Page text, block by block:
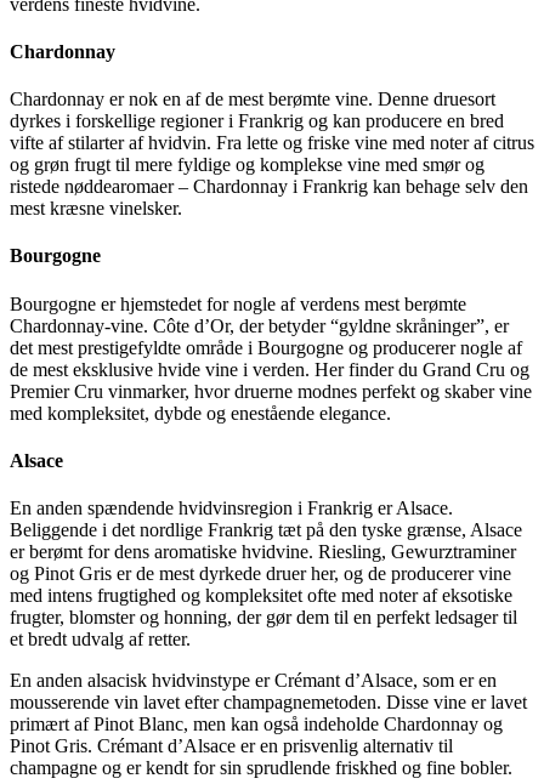
Chardonnay
Chardonnay er nok en af de mest berømte vine. Denne druesort
dyrkes i forskellige regioner i Frankrig og kan producere en bred
vifte af stilarter af hvidvin. Fra lette og friske vine med noter af citrus
og grøn frugt til mere fyldige og komplekse vine med smør og
ristede nøddearomaer – Chardonnay i Frankrig kan behage selv den
mest kræsne vinelsker.
Bourgogne
Bourgogne er hjemstedet for nogle af verdens mest berømte
Chardonnay-vine. Côte d’Or, der betyder “gyldne skråninger”, er
det mest prestigefyldte område i Bourgogne og producerer nogle af
de mest eksklusive hvide vine i verden. Her finder du Grand Cru og
Premier Cru vinmarker, hvor druerne modnes perfekt og skaber vine
med kompleksitet, dybde og enestående elegance.
Alsace
En anden spændende hvidvinsregion i Frankrig er Alsace.
Beliggende i det nordlige Frankrig tæt på den tyske grænse, Alsace
er berømt for dens aromatiske hvidvine. Riesling, Gewurztraminer
og Pinot Gris er de mest dyrkede druer her, og de producerer vine
med intens frugtighed og kompleksitet ofte med noter af eksotiske
frugter, blomster og honning, der gør dem til en perfekt ledsager til
et bredt udvalg af retter.
En anden alsacisk hvidvinstype er Crémant d’Alsace, som er en
mousserende vin lavet efter champagnemetoden. Disse vine er lavet
primært af Pinot Blanc, men kan også indeholde Chardonnay og
Pinot Gris. Crémant d’Alsace er en prisvenlig alternativ til
champagne og er kendt for sin sprudlende friskhed og fine bobler.